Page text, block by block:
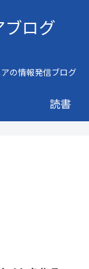
ブログ
の情報発信ブログ
読書